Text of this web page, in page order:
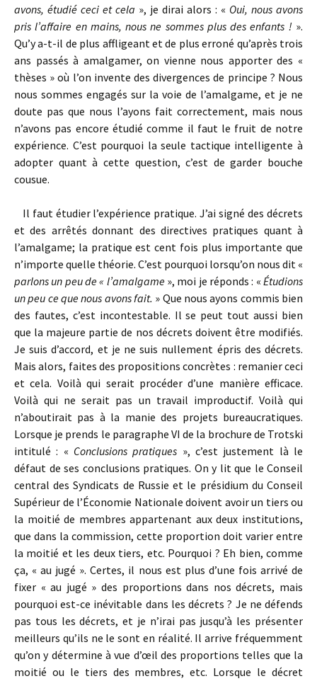
avons, étudié ceci et cela », je dirai alors : « Oui, nous avons
pris l’affaire en mains, nous ne sommes plus des enfants ! ».
Qu’y a-t-il de plus affligeant et de plus erroné qu’après trois
ans passés à amalgamer, on vienne nous apporter des «
thèses » où l’on invente des divergences de principe ? Nous
nous sommes engagés sur la voie de l’amalgame, et je ne
doute pas que nous l’ayons fait correctement, mais nous
n’avons pas encore étudié comme il faut le fruit de notre
expérience. C’est pourquoi la seule tactique intelligente à
adopter quant à cette question, c’est de garder bouche
cousue.
Il faut étudier l’expérience pratique. J’ai signé des décrets
et des arrêtés donnant des directives pratiques quant à
l’amalgame; la pratique est cent fois plus impor­tante que
n’importe quelle théorie. C’est pourquoi lorsqu’on nous dit «
parlons un peu de « l’amalgame », moi je réponds : « Étudions
un peu ce que nous avons fait. » Que nous ayons commis bien
des fautes, c’est incontestable. Il se peut tout aussi bien
que la majeure partie de nos décrets doivent être modifiés.
Je suis d’accord, et je ne suis nullement épris des décrets.
Mais alors, faites des propositions concrètes : remanier ceci
et cela. Voilà qui serait procéder d’une manière efficace.
Voilà qui ne serait pas un travail improductif. Voilà qui
n’aboutirait pas à la manie des projets bureaucratiques.
Lorsque je prends le paragraphe VI de la brochure de Trotski
intitulé : « Conclusions pratiques », c’est justement là le
défaut de ses conclusions pratiques. On y lit que le Conseil
central des Syndicats de Russie et le présidium du Conseil
Supérieur de l’Économie Nationale doivent avoir un tiers ou
la moitié de membres appartenant aux deux institutions,
que dans la commission, cette proportion doit varier entre
la moitié et les deux tiers, etc. Pourquoi ? Eh bien, comme
ça, « au jugé ». Certes, il nous est plus d’une fois arrivé de
fixer « au jugé » des proportions dans nos décrets, mais
pourquoi est-ce inévitable dans les décrets ? Je ne défends
pas tous les décrets, et je n’irai pas jusqu’à les présenter
meilleurs qu’ils ne le sont en réalité. Il arrive fréquemment
qu’on y détermine à vue d’œil des proportions telles que la
moitié ou le tiers des membres, etc. Lorsque le décret